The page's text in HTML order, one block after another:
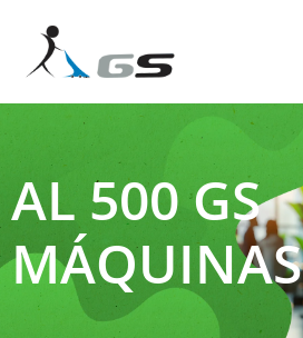
AL 500 GS
MÁQUINAS